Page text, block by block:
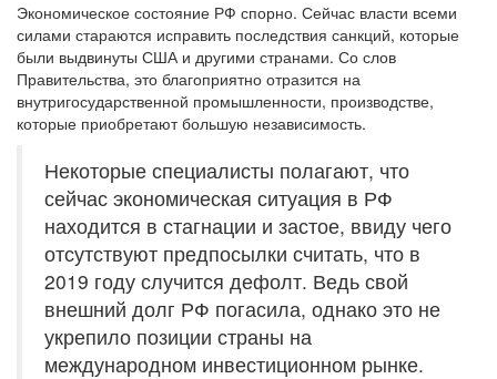
Экономическое состояние РФ спорно. Сейчас власти всеми
силами стараются исправить последствия санкций, которые
были выдвинуты США и другими странами. Со слов
Правительства, это благоприятно отразится на
внутригосударственной промышленности, производстве,
которые приобретают большую независимость.
Некоторые специалисты полагают, что
сейчас экономическая ситуация в РФ
находится в стагнации и застое, ввиду чего
отсутствуют предпосылки считать, что в
2019 году случится дефолт. Ведь свой
внешний долг РФ погасила, однако это не
укрепило позиции страны на
международном инвестиционном рынке.